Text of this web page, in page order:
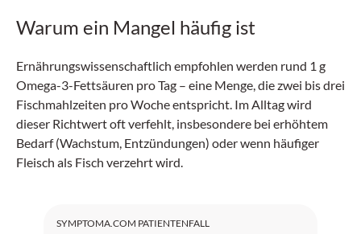
Warum ein Mangel häufig ist
Ernährungswissenschaftlich empfohlen werden rund 1 g
Omega-3-Fettsäuren pro Tag – eine Menge, die zwei bis drei
Fischmahlzeiten pro Woche entspricht. Im Alltag wird
dieser Richtwert oft verfehlt, insbesondere bei erhöhtem
Bedarf (Wachstum, Entzündungen) oder wenn häufiger
Fleisch als Fisch verzehrt wird.
SYMPTOMA.COM PATIENTENFALL